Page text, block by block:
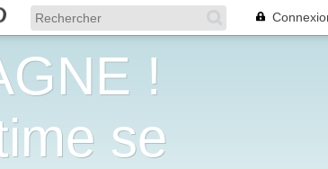
!
se